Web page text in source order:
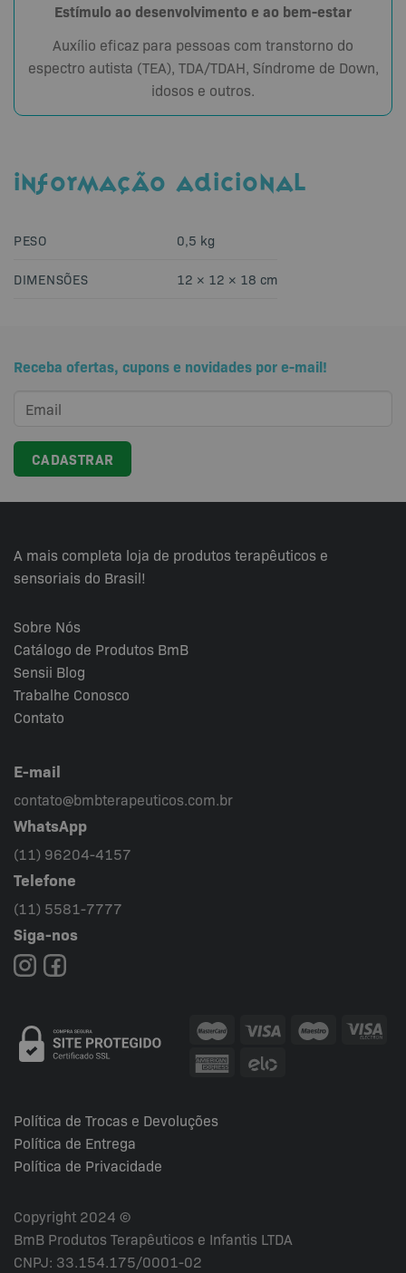
Estímulo ao desenvolvimento e ao bem-estar
Auxílio eficaz para pessoas com transtorno do
espectro autista (TEA), TDA/TDAH, Síndrome de Down,
idosos e outros.
INFORMAÇÃO ADICIONAL
PESO 0,5 kg
DIMENSÕES 12 × 12 × 18 cm
Receba ofertas, cupons e novidades por e-mail!
A mais completa loja de produtos terapêuticos e
sensoriais do Brasil!
Sobre Nós
Catálogo de Produtos BmB
Sensii Blog
Trabalhe Conosco
Contato
E-mail
contato@bmbterapeuticos.com.br
WhatsApp
(11) 96204-4157
Telefone
(11) 5581-7777
Siga-nos
Política de Trocas e Devoluções
Política de Entrega
Política de Privacidade
Copyright 2024 ©
BmB Produtos Terapêuticos e Infantis LTDA
CNPJ: 33.154.175/0001-02